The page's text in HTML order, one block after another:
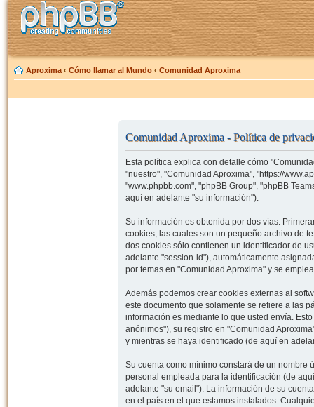
Aproxima ‹ Cómo llamar al Mundo ‹ Comunidad Aproxima
Comunidad Aproxima - Política de
Esta política explica con detalle cómo
"nuestro", "Comunidad Aproxima", "https://
"www.phpbb.com", "phpBB Group", "phpBB
aquí en adelante "su información").
Su información es obtenida por dos vías.
cookies, las cuales son un pequeño archivo de
dos cookies sólo contienen un identificador de
adelante "session-id"), automáticamente
por temas en "Comunidad Aproxima" y se
Además podemos crear cookies externas al
este documento que solamente se refiere a las
información es mediante lo que usted envía.
anónimos"), su registro en "Comunidad
y mientras se haya identificado (de aquí en
Su cuenta como mínimo constará de un
personal empleada para la identificación (de
adelante "su email"). La información de su
en el país en el que estamos instalados.